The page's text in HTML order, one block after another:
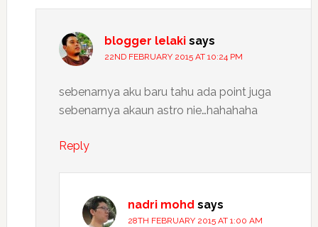
blogger lelaki says
22ND FEBRUARY 2015 AT 10:24 PM
sebenarnya aku baru tahu ada point juga
sebenarnya akaun astro nie…hahahaha
Reply
nadri mohd says
28TH FEBRUARY 2015 AT 1:00 AM